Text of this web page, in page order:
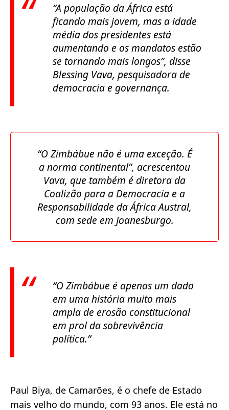
“A população da África está
ficando mais jovem, mas a idade
média dos presidentes está
aumentando e os mandatos estão
se tornando mais longos”, disse
Blessing Vava, pesquisadora de
democracia e governança.
“O Zimbábue não é uma exceção. É
a norma continental”, acrescentou
Vava, que também é diretora da
Coalizão para a Democracia e a
Responsabilidade da África Austral,
com sede em Joanesburgo.
“O Zimbábue é apenas um dado
em uma história muito mais
ampla de erosão constitucional
em prol da sobrevivência
política.”
Paul Biya, de Camarões, é o chefe de Estado
mais velho do mundo, com 93 anos. Ele está no